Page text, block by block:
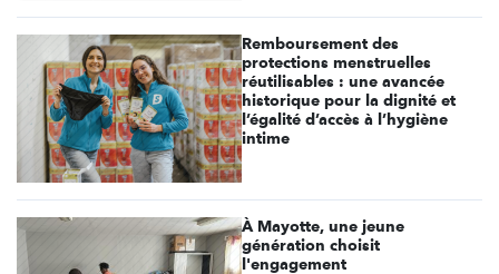
Remboursement des
protections menstruelles
réutilisables : une avancée
historique pour la dignité et
l’égalité d’accès à l’hygiène
intime
À Mayotte, une jeune
génération choisit
l'engagement